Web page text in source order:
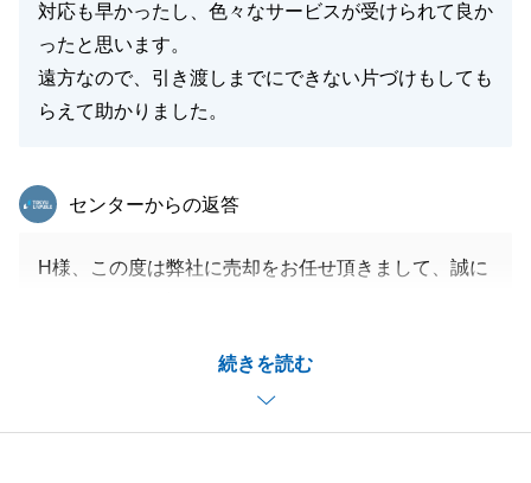
対応も早かったし、色々なサービスが受けられて良か
ったと思います。
遠方なので、引き渡しまでにできない片づけもしても
らえて助かりました。
続きを読む
東急リバブル
センターからの返答
H様、この度は弊社に売却をお任せ頂きまして、誠に
不動産関係で気になる点やご不明点等ございました
ら、お気軽にご連絡ください。